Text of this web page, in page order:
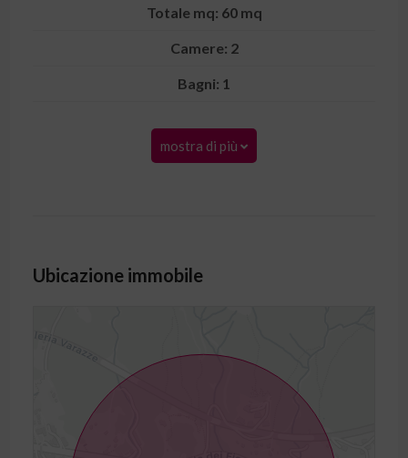
Totale mq: 60 mq
Camere: 2
Bagni: 1
mostra di più
Ubicazione immobile